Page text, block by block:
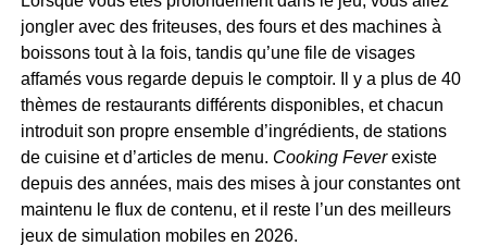
jongler avec des friteuses, des fours et des machines à
boissons tout à la fois, tandis qu’une file de visages
affamés vous regarde depuis le comptoir. Il y a plus de 40
thèmes de restaurants différents disponibles, et chacun
introduit son propre ensemble d’ingrédients, de stations
de cuisine et d’articles de menu. Cooking Feverexiste
depuis des années, mais des mises à jour constantes ont
maintenu le flux de contenu, et il reste l’un des meilleurs
jeux de simulation mobiles en 2026.